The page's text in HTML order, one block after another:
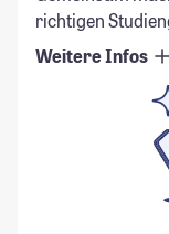
richtigen
Weitere Infos